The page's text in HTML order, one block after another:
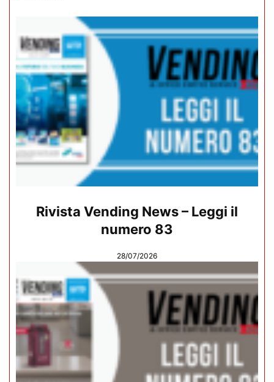
Rivista Vending News – Leggi il
numero 83
28/07/2026